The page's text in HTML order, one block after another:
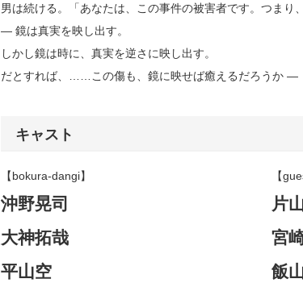
男は続ける。「あなたは、この事件の被害者です。つまり
― 鏡は真実を映し出す。
しかし鏡は時に、真実を逆さに映し出す。
だとすれば、……この傷も、鏡に映せば癒えるだろうか ―
キャスト
【bokura-dangi】
沖野晃司
大神拓哉
平山空
【
片
宮
飯